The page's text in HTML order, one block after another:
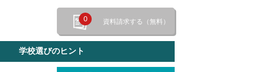
0 資料請求する（無料）
検索
学校選びのヒント